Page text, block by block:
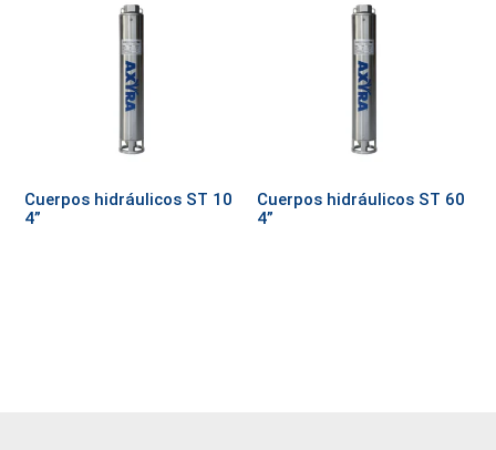
Cuerpos hidráulicos ST 10
4”
Cuerpos hidráulicos ST 60
4”